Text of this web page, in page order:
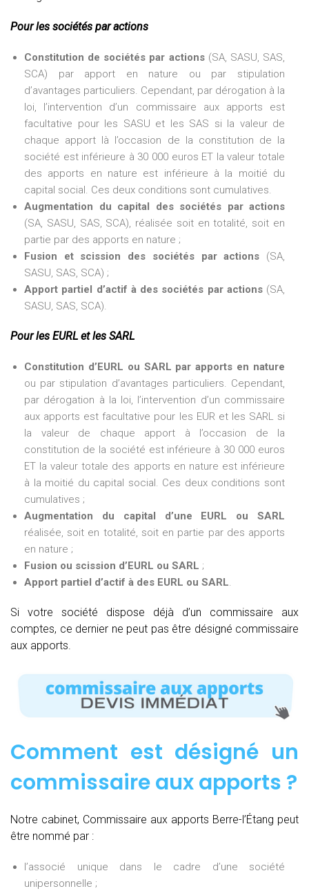
Pour les sociétés par actions
Constitution de sociétés par actions(SA, SASU, SAS,
SCA) par apport en nature ou par stipulation
d’avantages particuliers. Cependant, par dérogation à la
loi, l’intervention d’un commissaire aux apports est
facultative pour les SASU et les SAS si la valeur de
chaque apport là l’occasion de la constitution de la
société est inférieure à 30 000 euros ET la valeur totale
des apports en nature est inférieure à la moitié du
capital social. Ces deux conditions sont cumulatives.
Augmentation du capital des sociétés par actions
(SA, SASU, SAS, SCA), réalisée soit en totalité, soit en
partie par des apports en nature ;
Fusion et scission des sociétés par actions (SA,
SASU, SAS, SCA) ;
Apport partiel d’actif à des sociétés par actions(SA,
SASU, SAS, SCA).
Pour les EURL et les SARL
Constitution d’EURL ou SARL par apports en nature
ou par stipulation d’avantages particuliers. Cependant,
par dérogation à la loi, l’intervention d’un commissaire
aux apports est facultative pour les EUR et les SARL si
la valeur de chaque apport à l’occasion de la
constitution de la société est inférieure à 30 000 euros
ET la valeur totale des apports en nature est inférieure
à la moitié du capital social. Ces deux conditions sont
cumulatives ;
Augmentation du capital d’une EURL ou SARL
réalisée, soit en totalité, soit en partie par des apports
en nature ;
Fusion ou scission d’EURL ou SARL ;
Apport partiel d’actif à des EURL ou SARL.
Si votre société dispose déjà d’un commissaire aux
comptes, ce dernier ne peut pas être désigné commissaire
aux apports.
Comment est désigné un
commissaire aux apports ?
Notre cabinet, Commissaire aux apports Berre-l’Étang peut
être nommé par :
l’associé unique dans le cadre d’une société
unipersonnelle ;